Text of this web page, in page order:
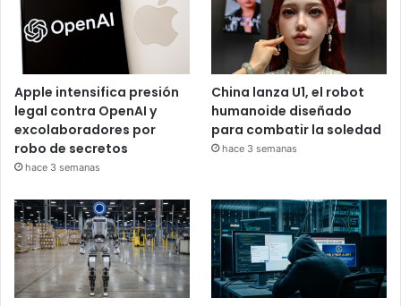
Apple intensifica presión
legal contra OpenAI y
excolaboradores por
robo de secretos
hace 3 semanas
China lanza U1, el robot
humanoide diseñado
para combatir la soledad
hace 3 semanas